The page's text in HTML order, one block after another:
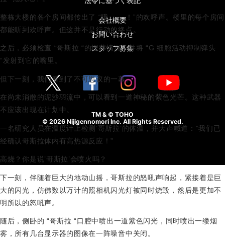
整栋大楼的各个房间都传出了 “哦 ……！”的欢呼声。楼里的每个房间
都能听到欢呼声。但这并不是行动的终点。
之后，必须检查 “哥斯拉 “的埋葬情况，并将 “G 细胞活动抑制弹头
“发射到它的嘴里。
但下一刻，我们看到了不可思议的一幕。
在尚未消散的泥沙羽流中，可以看到一道神秘的紫色光芒。这种武器
不应该出现在计划中。
一名研究人员在温度计上检测’哥斯拉’的体温，并大声喊道：”我们已
经确认哥斯拉体内有高热源反应！”
高烧？你是说’哥斯拉’会喷火吗？
下一刻，伴随着巨大的地动山摇，哥斯拉的怒吼声响起，紧接着是巨
大的闪光，仿佛数以万计的照相机闪光灯被同时烧毁，然后是更加不
明所以的怒吼声。
随后，侧卧的 “哥斯拉 “口腔中喷出一道紫色闪光，同时喷出一缕烟
雾，所有几台显示器的图像在一阵噪音中关闭。
会社概要
お問い合わせ
スタッフ募集
TM & © TOHO
© 2026 Nijigennomori Inc. All Rights Reserved.